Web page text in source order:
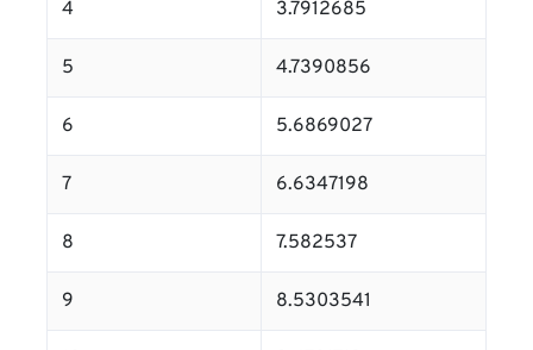
4 3.7912685
5 4.7390856
6 5.6869027
7 6.6347198
8 7.582537
9 8.5303541